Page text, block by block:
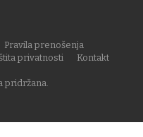
pridržana.
Pravila prenošenja
privatnosti
Kontakt